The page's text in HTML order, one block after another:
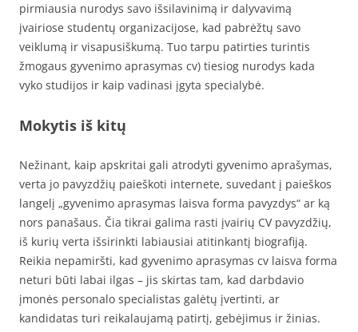
pirmiausia nurodys savo išsilavinimą ir dalyvavimą
įvairiose studentų organizacijose, kad pabrėžtų savo
veiklumą ir visapusiškumą. Tuo tarpu patirties turintis
žmogaus gyvenimo aprasymas cv) tiesiog nurodys kada
vyko studijos ir kaip vadinasi įgyta specialybė.
Mokytis iš kitų
Nežinant, kaip apskritai gali atrodyti gyvenimo aprašymas,
verta jo pavyzdžių paieškoti internete, suvedant į paieškos
langelį „gyvenimo aprasymas laisva forma pavyzdys“ ar ką
nors panašaus. Čia tikrai galima rasti įvairių CV pavyzdžių,
iš kurių verta išsirinkti labiausiai atitinkantį biografiją.
Reikia nepamiršti, kad gyvenimo aprasymas cv laisva forma
neturi būti labai ilgas – jis skirtas tam, kad darbdavio
įmonės personalo specialistas galėtų įvertinti, ar
kandidatas turi reikalaujamą patirtį, gebėjimus ir žinias.